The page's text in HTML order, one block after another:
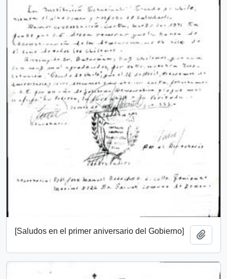
[Saludos en el primer aniversario del Gobierno]